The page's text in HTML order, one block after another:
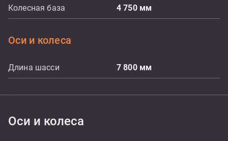
Колесная база 4 750 мм
Оси и колеса
Длина шасси 7 800 мм
Оси и колеса